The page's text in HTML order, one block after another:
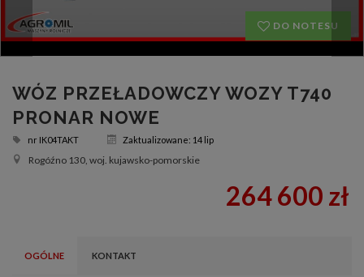
DO NOTESU
WÓZ PRZEŁADOWCZY WOZY T740
PRONAR NOWE
nr IK04TAKT Zaktualizowane: 14 lip
Rogóźno 130, woj. kujawsko-pomorskie
264 600 zł
OGÓLNE KONTAKT